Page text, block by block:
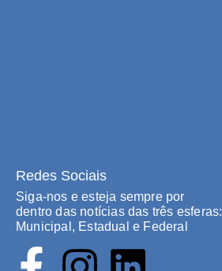
Redes Sociais
Siga-nos e esteja sempre por
dentro das notícias das três esferas:
Municipal, Estadual e Federal